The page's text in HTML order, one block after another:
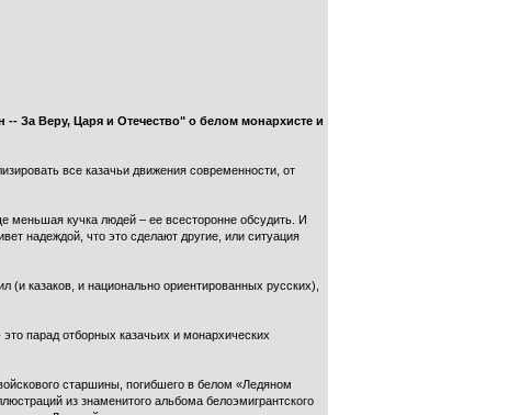
За Веру, Царя и Отечество" о белом монархисте и
все казачьи движения современности, от
меньшая кучка людей – ее всесторонне обсудить. И
надеждой, что это сделают другие, или ситуация
казаков, и национально ориентированных русских),
парад отборных казачьих и монархических
старшины, погибшего в белом «Ледяном
из знаменитого альбома белоэмигрантского